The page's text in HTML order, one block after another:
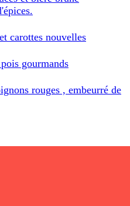
carottes nouvelles
gourmands
rouges , embeurré de